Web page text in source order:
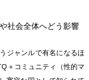
社会全体へどう影響
ジャンルで有名になるほ
＋コミュニティ（性的マ